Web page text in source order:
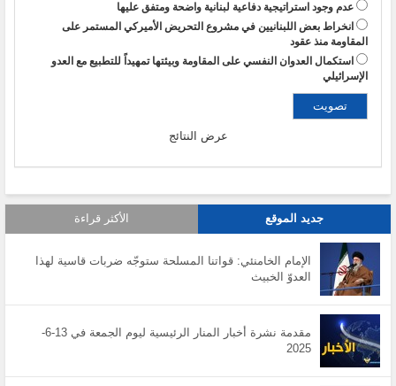
عدم وجود استراتيجية دفاعية لبنانية واضحة ومتفق عليها
انخراط بعض اللبنانيين في مشروع التحريض الأميركي المستمر على
المقاومة منذ عقود
استكمال العدوان النفسي على المقاومة وبيئتها تمهيداً للتطبيع مع العدو
الإسرائيلي
عرض النتائج
جديد الموقع الأكثر قراءة
الإمام الخامنئي: قواتنا المسلحة ستوجّه ضربات قاسية لهذا
العدوّ الخبيث
مقدمة نشرة أخبار المنار الرئيسية ليوم الجمعة في 13-6-
2025